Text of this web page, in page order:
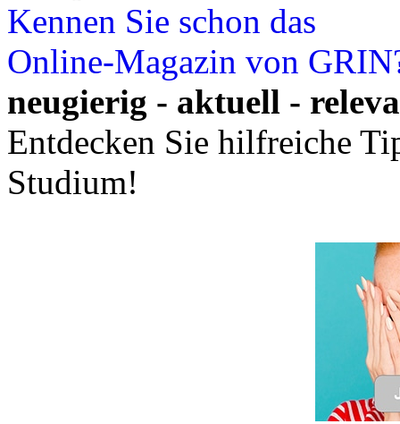
Kennen Sie schon das
Online-Magazin von
neugierig - aktuell -
Entdecken Sie hilfreiche
Studium!